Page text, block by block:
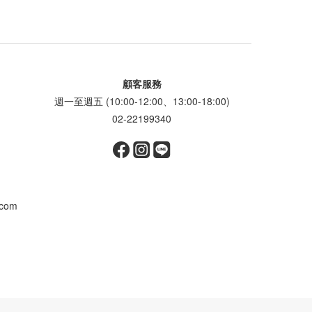
顧客服務
週一至週五 (10:00-12:00、13:00-18:00)
02-22199340